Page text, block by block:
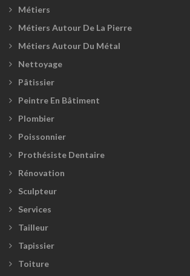
Métiers
Métiers Autour De La Pierre
Métiers Autour Du Métal
Nettoyage
Pâtissier
Peintre En Bâtiment
Plombier
Poissonnier
Prothésiste Dentaire
Rénovation
Sculpteur
Services
Tailleur
Tapissier
Toiture